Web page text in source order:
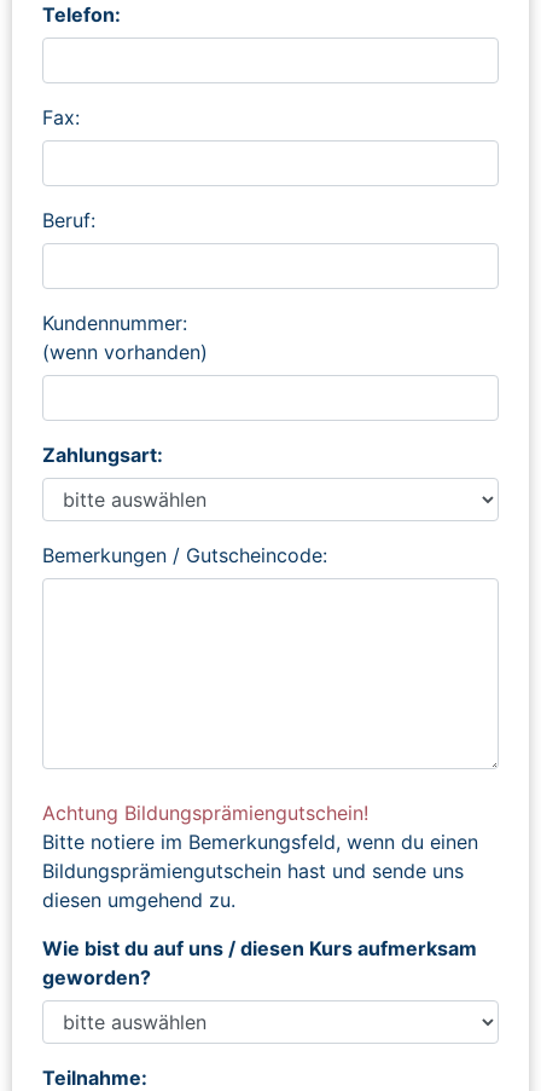
Telefon:
Fax:
Beruf:
Kundennummer:
(wenn vorhanden)
Zahlungsart:
Bemerkungen / Gutscheincode:
Achtung Bildungsprämiengutschein!
Bitte notiere im Bemerkungsfeld, wenn du einen
Bildungsprämiengutschein hast und sende uns
diesen umgehend zu.
Wie bist du auf uns / diesen Kurs aufmerksam
geworden?
Teilnahme: